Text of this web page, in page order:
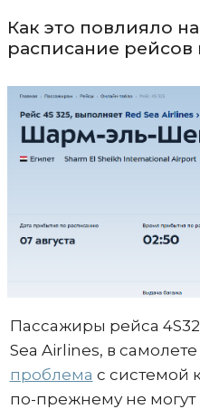
Как это повлияло
расписание рейсов
Пассажиры рейса
Sea Airlines, в
проблема с системой
по-прежнему не